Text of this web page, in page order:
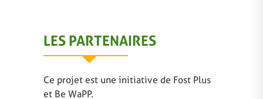
LES PARTENAIRES
Ce projet est une initiative de Fost Plus
et Be WaPP.